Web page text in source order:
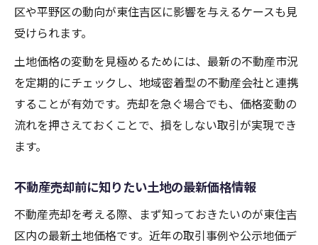
区や平野区の動向が東住吉区に影響を与えるケースも見
受けられます。
土地価格の変動を見極めるためには、最新の不動産市況
を定期的にチェックし、地域密着型の不動産会社と連携
することが有効です。売却を急ぐ場合でも、価格変動の
流れを押さえておくことで、損をしない取引が実現でき
ます。
不動産売却前に知りたい土地の最新価格情報
不動産売却を考える際、まず知っておきたいのが東住吉
区内の最新土地価格です。近年の取引事例や公示地価デ